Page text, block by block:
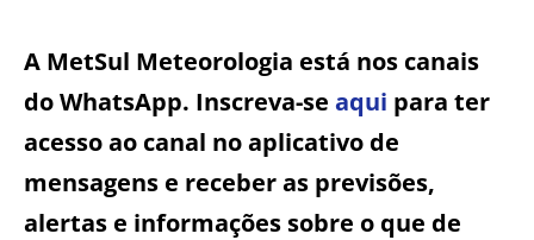
A MetSul Meteorologia está nos canais
do WhatsApp. Inscreva-se aqui para ter
acesso ao canal no aplicativo de
mensagens e receber as previsões,
alertas e informações sobre o que de